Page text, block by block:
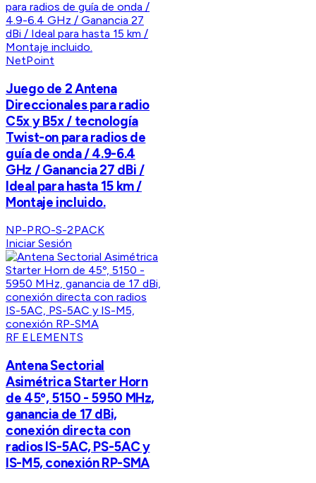
NetPoint
Juego de 2 Antena
Direccionales para radio
C5x y B5x / tecnología
Twist-on para radios de
guía de onda / 4.9-6.4
GHz / Ganancia 27 dBi /
Ideal para hasta 15 km /
Montaje incluido.
NP-PRO-S-2PACK
Iniciar Sesión
RF ELEMENTS
Antena Sectorial
Asimétrica Starter Horn
de 45º, 5150 - 5950 MHz,
ganancia de 17 dBi,
conexión directa con
radios IS-5AC, PS-5AC y
IS-M5, conexión RP-SMA